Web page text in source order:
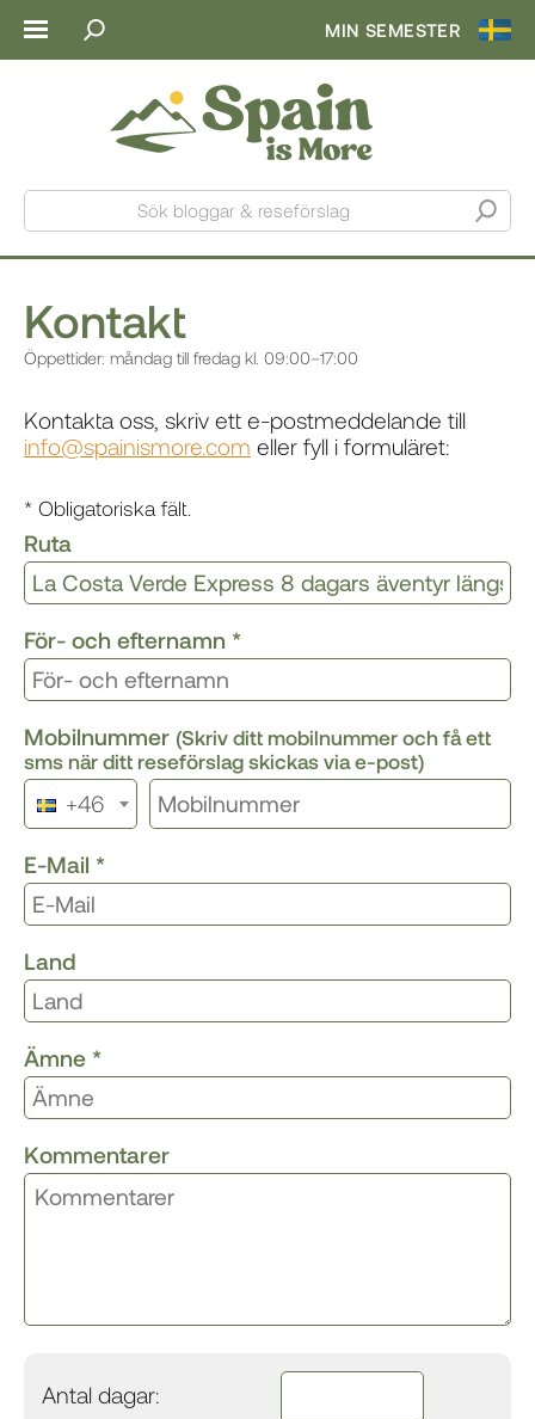
MIN SEMESTER
Sök bloggar & reseförslag
Kontakt
Öppettider: måndag till fredag kl. 09:00–17:00
Kontakta oss, skriv ett e-postmeddelande till
info@spainismore.com eller fyll i formuläret:
* Obligatoriska fält.
Ruta
För- och efternamn *
Mobilnummer (Skriv ditt mobilnummer och få ett
sms när ditt reseförslag skickas via e-post)
+46
E-Mail *
Land
Ämne *
Kommentarer
Antal dagar: